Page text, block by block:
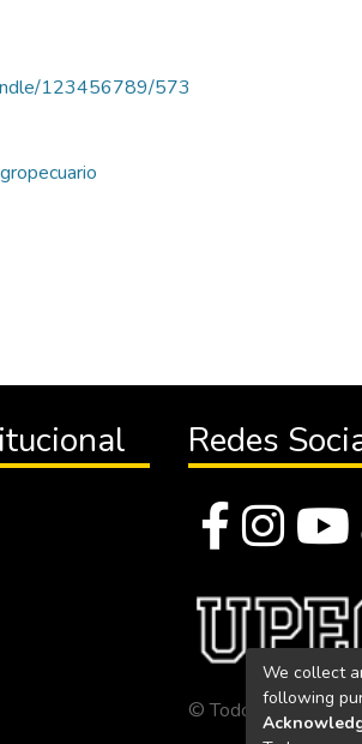
123456789/573
Redes
© Todos los
We collect
following